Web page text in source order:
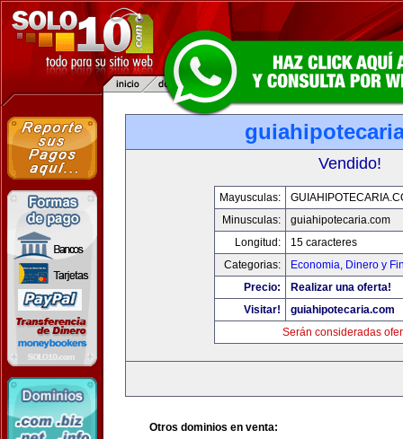
Vendido!
Mayusculas:
Minusculas:
guiahipotecaria.com
Longitud:
15 caracteres
Categorias:
Economia, Dinero y
Precio:
Realizar una oferta!
Visitar!
guiahipotecaria.com
Serán consideradas
Otros dominios en venta: